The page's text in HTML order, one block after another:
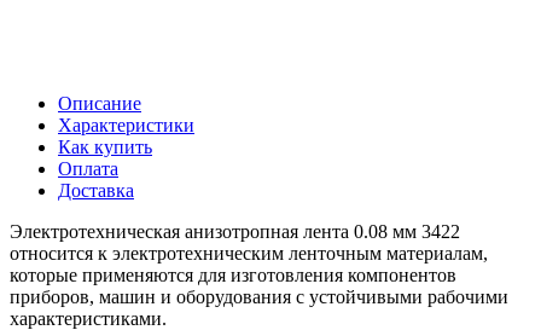
Описание
Характеристики
Как купить
Оплата
Доставка
Электротехническая анизотропная лента 0.08 мм 3422
относится к электротехническим ленточным материалам,
которые применяются для изготовления компонентов
приборов, машин и оборудования с устойчивыми рабочими
характеристиками.